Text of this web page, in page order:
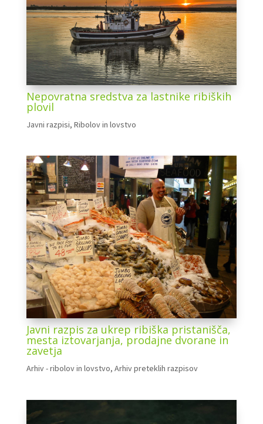
Nepovratna sredstva za lastnike ribiških
plovil
Javni razpisi, Ribolov in lovstvo
Javni razpis za ukrep ribiška pristanišča,
mesta iztovarjanja, prodajne dvorane in
zavetja
Arhiv - ribolov in lovstvo, Arhiv preteklih razpisov